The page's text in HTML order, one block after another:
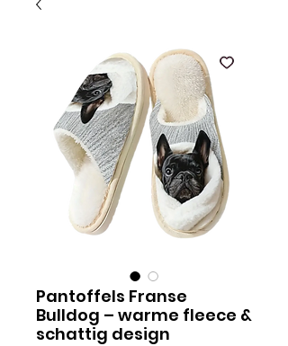
Pantoffels Franse
Bulldog – warme fleece &
schattig design